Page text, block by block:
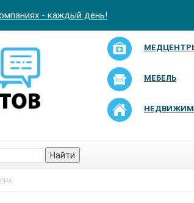
- каждый день!
МЕБЕЛЬ
Найти